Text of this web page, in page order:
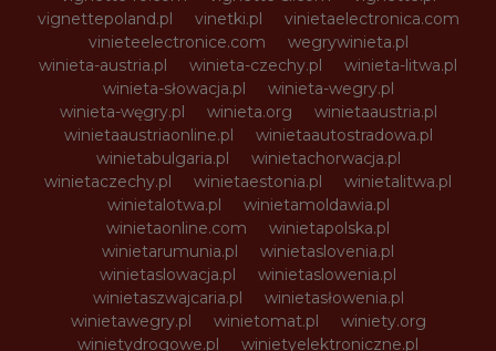
vignettepoland.pl
vinetki.pl
vinietaelectronica.com
vinieteelectronice.com
wegrywinieta.pl
winieta-austria.pl
winieta-czechy.pl
winieta-litwa.pl
winieta-słowacja.pl
winieta-wegry.pl
winieta-węgry.pl
winieta.org
winietaaustria.pl
winietaaustriaonline.pl
winietaautostradowa.pl
winietabulgaria.pl
winietachorwacja.pl
winietaczechy.pl
winietaestonia.pl
winietalitwa.pl
winietalotwa.pl
winietamoldawia.pl
winietaonline.com
winietapolska.pl
winietarumunia.pl
winietaslovenia.pl
winietaslowacja.pl
winietaslowenia.pl
winietaszwajcaria.pl
winietasłowenia.pl
winietawegry.pl
winietomat.pl
winiety.org
winietydrogowe.pl
winietyelektroniczne.pl